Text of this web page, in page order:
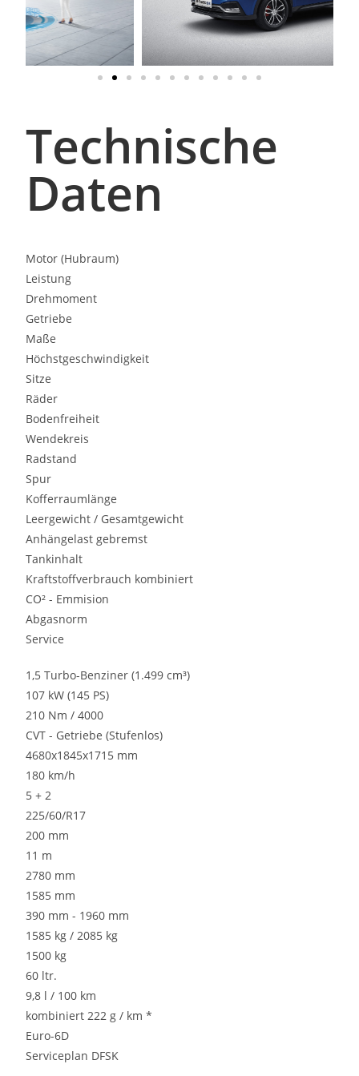
Technische
Daten
Motor (Hubraum)
Leistung
Drehmoment
Getriebe
Maße
Höchstgeschwindigkeit
Sitze
Räder
Bodenfreiheit
Wendekreis
Radstand
Spur
Kofferraumlänge
Leergewicht / Gesamtgewicht
Anhängelast gebremst
Tankinhalt
Kraftstoffverbrauch kombiniert
CO² - Emmision
Abgasnorm
Service
1,5 Turbo-Benziner (1.499 cm³)
107 kW (145 PS)
210 Nm / 4000
CVT - Getriebe (Stufenlos)
4680x1845x1715 mm
180 km/h
5 + 2
225/60/R17
200 mm
11 m
2780 mm
1585 mm
390 mm - 1960 mm
1585 kg / 2085 kg
1500 kg
60 ltr.
9,8 l / 100 km
kombiniert 222 g / km *
Euro-6D
Serviceplan DFSK